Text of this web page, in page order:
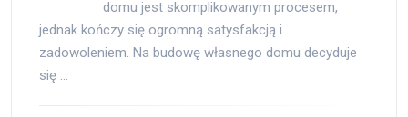
domu jest skomplikowanym procesem,
jednak kończy się ogromną satysfakcją i
zadowoleniem. Na budowę własnego domu decyduje
się …